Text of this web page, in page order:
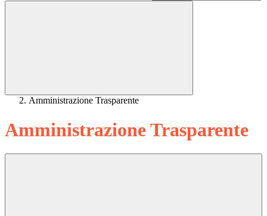
Amministrazione Trasparente
Amministrazione Trasparente